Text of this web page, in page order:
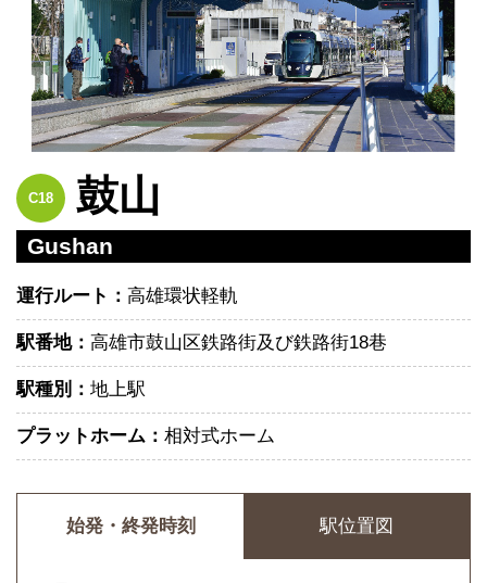
C18 鼓山
Gushan
運行ルート： 高雄環状軽軌
駅番地： 高雄市鼓山区鉄路街及び鉄路街18巷
駅種別： 地上駅
プラットホーム： 相対式ホーム
始発・終発時刻 駅位置図